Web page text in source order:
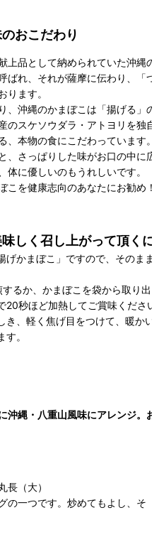
おこだわり
上品として納められていた沖縄
ばれ、それが薩摩に伝わり、「
ります。
、沖縄のかまぼこは「揚げる」
のスケソウダラ・アトヨリを独
本物の食にこだわっています。
、さっぱりした味がお口の中に
に優しいのもうれしいです。
こを健康志向のあなたにお勧め！
しく召し上がって頂くに
げかまぼこ」ですので、そのま
るか、かまぼこを袋から取り出
20秒ほど加熱してご賞味ください
き、軽く焦げ目をつけて、暖か
。
沖縄・八重山風味にアレンジ。
（大）
の一つです。炒めてもよし、そ